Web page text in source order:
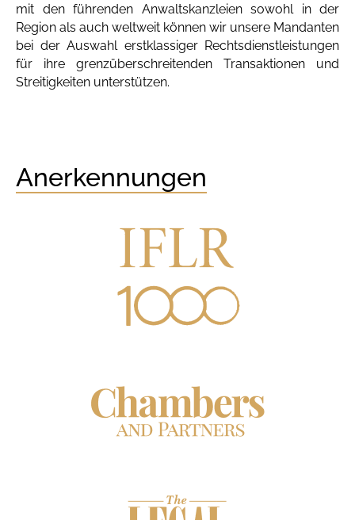
mit den führenden Anwaltskanzleien sowohl in der
Region als auch weltweit können wir unsere Mandanten
bei der Auswahl erstklassiger Rechtsdienstleistungen
für ihre grenzüberschreitenden Transaktionen und
Streitigkeiten unterstützen.
Anerkennungen